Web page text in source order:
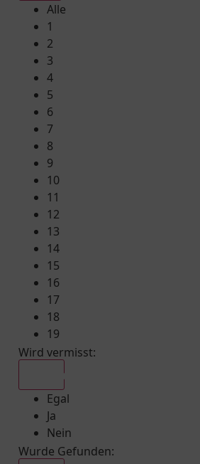
Alle
1
2
3
4
5
6
7
8
9
10
11
12
13
14
15
16
17
18
19
Wird vermisst:
Egal
Ja
Nein
Wurde Gefunden: